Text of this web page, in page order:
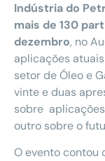
Indústria do
mais de 130
dezembro, no
aplicações
setor de Óleo e
vinte e duas
sobre
outro sobre o
O evento contou